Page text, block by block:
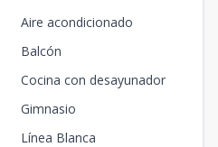
Aire acondicionado
Balcón
Cocina con desayunador
Gimnasio
Línea Blanca